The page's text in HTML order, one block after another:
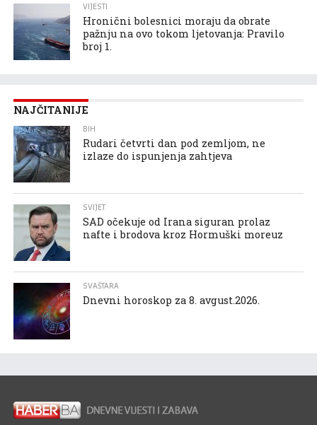
VIJESTI
Hronični bolesnici moraju da obrate
pažnju na ovo tokom ljetovanja: Pravilo
broj 1.
NAJČITANIJE
BIH
Rudari četvrti dan pod zemljom, ne
izlaze do ispunjenja zahtjeva
SVIJET
SAD očekuje od Irana siguran prolaz
nafte i brodova kroz Hormuški moreuz
SVAŠTARA
Dnevni horoskop za 8. avgust.2026.